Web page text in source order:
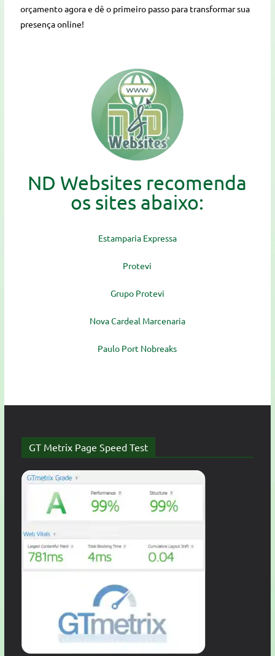
orçamento agora e dê o primeiro passo para transformar sua
presença online!
ND Websites recomenda
os sites abaixo:
Estamparia Expressa
Protevi
Grupo Protevi
Nova Cardeal Marcenaria
Paulo Port Nobreaks
GT Metrix Page Speed Test